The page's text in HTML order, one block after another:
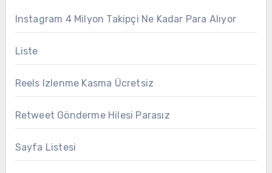
Instagram 4 Milyon Takipçi Ne Kadar Para Alıyor
Liste
Reels Izlenme Kasma Ücretsiz
Retweet Gönderme Hilesi Parasız
Sayfa Listesi